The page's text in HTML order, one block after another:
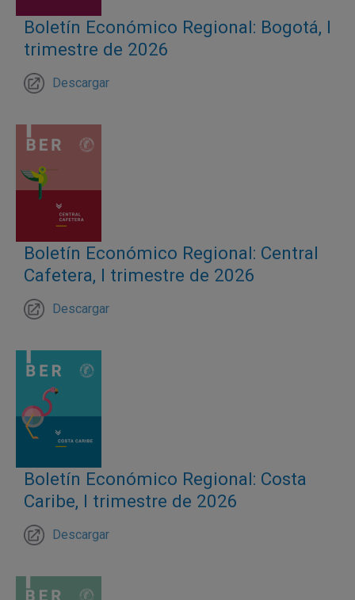
Boletín Económico Regional: Bogotá, I
trimestre de 2026
Descargar
Boletín Económico Regional: Central
Cafetera, I trimestre de 2026
Descargar
Boletín Económico Regional: Costa
Caribe, I trimestre de 2026
Descargar